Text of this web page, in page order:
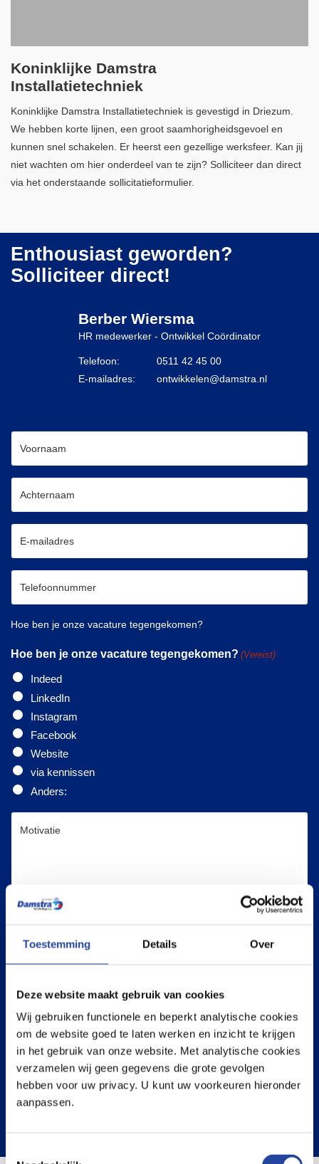
Toestemming Details Over
Deze website maakt gebruik van cookies
Wij gebruiken functionele en beperkt analytische cookies
om de website goed te laten werken en inzicht te krijgen
in het gebruik van onze website. Met analytische cookies
verzamelen wij geen gegevens die grote gevolgen
hebben voor uw privacy. U kunt uw voorkeuren hieronder
aanpassen.
Koninklijke Damstra
Installatietechniek
Koninklijke Damstra Installatietechniek is gevestigd in Driezum.
We hebben korte lijnen, een groot saamhorigheidsgevoel en
kunnen snel schakelen. Er heerst een gezellige werksfeer. Kan jij
niet wachten om hier onderdeel van te zijn? Solliciteer dan direct
via het onderstaande sollicitatieformulier.
Enthousiast geworden?
Solliciteer direct!
Berber Wiersma
HR medewerker - Ontwikkel Coördinator
Telefoon:
0511 42 45 00
E-mailadres:
ontwikkelen@damstra.nl
Hoe ben je onze vacature tegengekomen?
Hoe ben je onze vacature tegengekomen? (Vereist)
Indeed
LinkedIn
Instagram
Facebook
Website
via kennissen
Anders:
Upload CV
Toegestane bestandstypen: pdf, doc, docx, jpg, png, jpeg, xlsx,
Max. bestandsgrootte: 10 MB.